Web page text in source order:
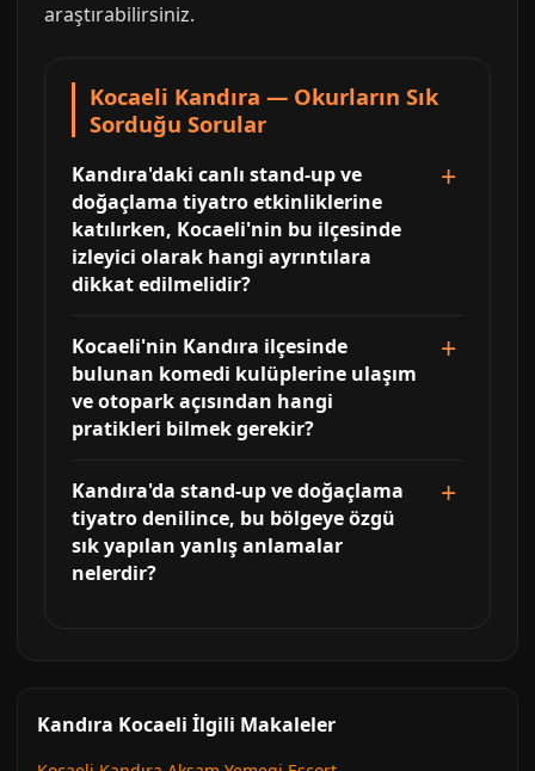
araştırabilirsiniz.
Kocaeli Kandıra — Okurların Sık
Sorduğu Sorular
Kandıra'daki canlı stand-up ve
doğaçlama tiyatro etkinliklerine
katılırken, Kocaeli'nin bu ilçesinde
izleyici olarak hangi ayrıntılara
dikkat edilmelidir?
Kocaeli'nin Kandıra ilçesinde
bulunan komedi kulüplerine ulaşım
ve otopark açısından hangi
pratikleri bilmek gerekir?
Kandıra'da stand-up ve doğaçlama
tiyatro denilince, bu bölgeye özgü
sık yapılan yanlış anlamalar
nelerdir?
Kandıra Kocaeli İlgili Makaleler